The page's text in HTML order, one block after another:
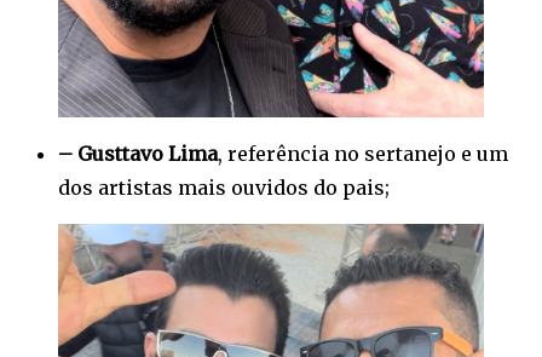
– Gusttavo Lima, referência no sertanejo e um
dos artistas mais ouvidos do pais;